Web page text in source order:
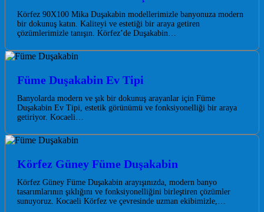
Körfez 90X100 Mika Duşakabin modellerimizle banyonuza modern
bir dokunuş katın. Kaliteyi ve estetiği bir araya getiren
çözümlerimizle tanışın. Körfez’de Duşakabin…
Füme Duşakabin Ev Tipi
Banyolarda modern ve şık bir dokunuş arayanlar için Füme
Duşakabin Ev Tipi, estetik görünümü ve fonksiyonelliği bir araya
getiriyor. Kocaeli…
Körfez Güney Füme Duşakabin
Körfez Güney Füme Duşakabin arayışınızda, modern banyo
tasarımlarının şıklığını ve fonksiyonelliğini birleştiren çözümler
sunuyoruz. Kocaeli Körfez ve çevresinde uzman ekibimizle,…